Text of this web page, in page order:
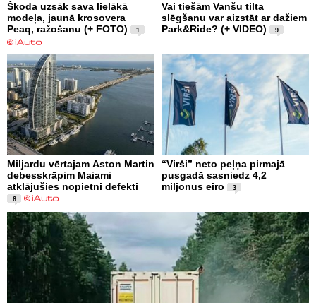
Škoda uzsāk sava lielākā
modeļa, jaunā krosovera
Peaq, ražošanu (+ FOTO)
1
Vai tiešām Vanšu tilta
slēgšanu var aizstāt ar dažiem
Park&Ride? (+ VIDEO)
9
Miljardu vērtajam Aston Martin
debesskrāpim Maiami
atklājušies nopietni defekti
6
“Virši” neto peļņa pirmajā
pusgadā sasniedz 4,2
miljonus eiro
3